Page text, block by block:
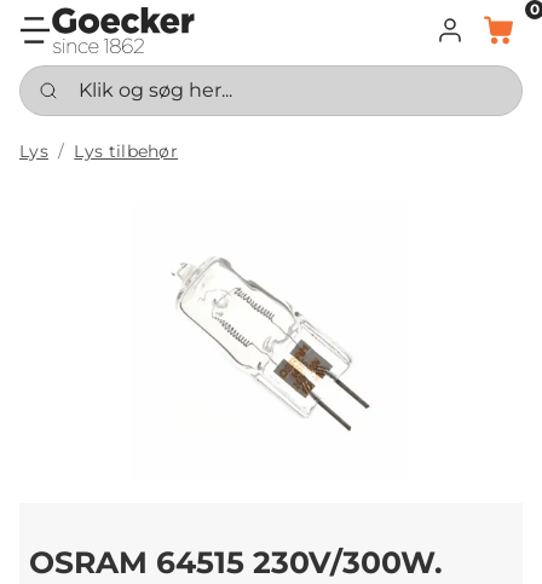
LOG INDKURV
0
Klik og søg her...
Lys Lys tilbehør
OSRAM 64515 230V/300W.